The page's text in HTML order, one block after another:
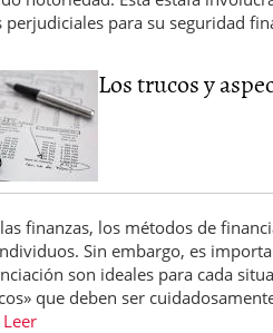
perjudiciales para su seguridad
Los trucos y
finanzas, los métodos de
Sin embargo, es
son ideales para cada
que deben ser
Leer